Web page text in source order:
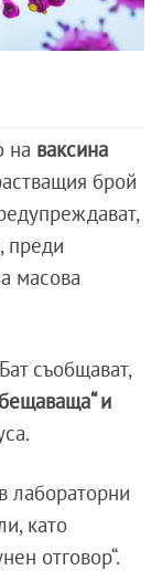
на ваксина
брой
преди
масова
съобщават,
и
лабораторни
като
отговор“.